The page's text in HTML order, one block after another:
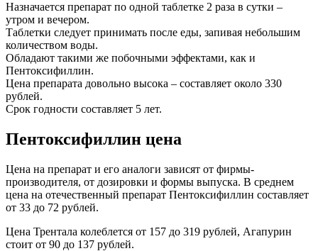
Назначается препарат по одной таблетке 2 раза в сутки –
утром и вечером.
Таблетки следует принимать после еды, запивая небольшим
количеством воды.
Обладают такими же побочными эффектами, как и
Пентоксифиллин.
Цена препарата довольно высока – составляет около 330
рублей.
Срок годности составляет 5 лет.
Пентоксифиллин цена
Цена на препарат и его аналоги зависят от фирмы-
производителя, от дозировки и формы выпуска. В среднем
цена на отечественный препарат Пентоксифиллин составляет
от 33 до 72 рублей.
Цена Трентала колеблется от 157 до 319 рублей, Агапурин
стоит от 90 до 137 рублей.